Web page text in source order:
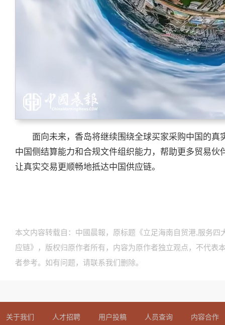
面向未来，香岛将继续围绕全球买家采购中国的
中国侧结算能力和合规文件组织能力，帮助更多贸易
让真实交易更顺畅地抵达中国供应链。
本文内容转载自：中國晨報，原标题《立足海南自贸港,服务
应链》，版权归原作者所有，内容为原作者独立观点，不代表
者参考。如有问题，请联系我们删除。
关于我们 人才招聘 用户投稿 人员查询 内容合作